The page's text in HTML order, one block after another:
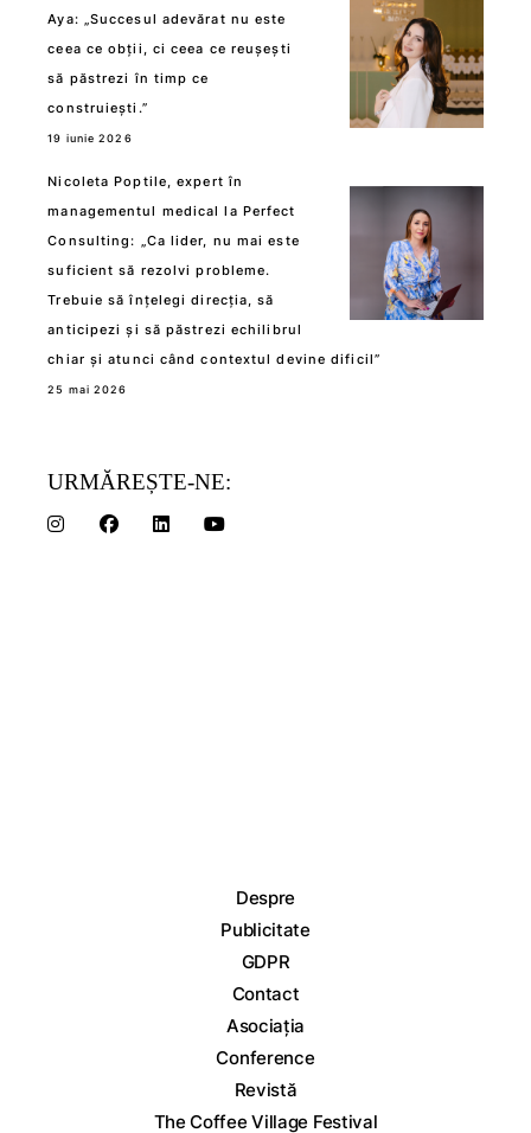
Aya: „Succesul adevărat nu este
ceea ce obții, ci ceea ce reușești
să păstrezi în timp ce
construiești.”
19 iunie 2026
Nicoleta Poptile, expert în
managementul medical la Perfect
Consulting: „Ca lider, nu mai este
suficient să rezolvi probleme.
Trebuie să înțelegi direcția, să
anticipezi și să păstrezi echilibrul
chiar și atunci când contextul devine dificil”
25 mai 2026
URMĂREȘTE-NE:
Despre
Publicitate
GDPR
Contact
Asociația
Conference
Revistă
The Coffee Village Festival